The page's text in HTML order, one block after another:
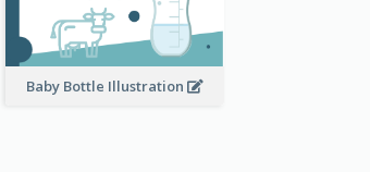
Baby Bottle Illustration